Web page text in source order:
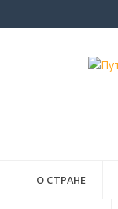
О СТРАНЕ